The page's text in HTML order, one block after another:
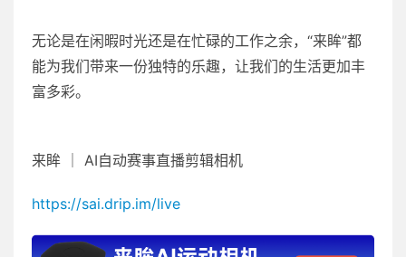
无论是在闲暇时光还是在忙碌的工作之余，“来眸”都
能为我们带来一份独特的乐趣，让我们的生活更加丰
富多彩。
来眸 ｜ AI自动赛事直播剪辑相机
https://sai.drip.im/live